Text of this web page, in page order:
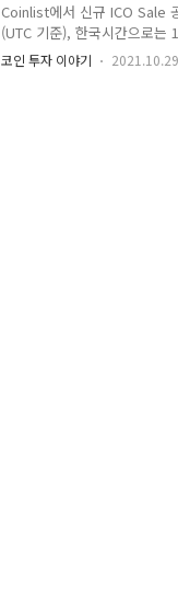
Coinlist에서 신규 ICO Sale
(UTC 기준), 한국시간으로
월 10일 23:59분(UTC 기준),
내용은 아래와 같습니다.
코인 투자 이야기 2021.10.29